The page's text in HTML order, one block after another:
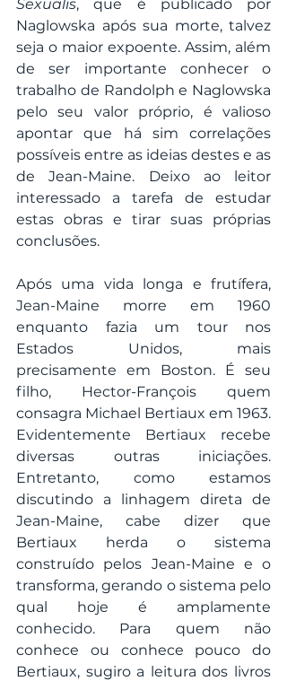
Sexualis, que é publicado por
Naglowska após sua morte, talvez
seja o maior expoente. Assim, além
de ser importante conhecer o
trabalho de Randolph e Naglowska
pelo seu valor próprio, é valioso
apontar que há sim correlações
possíveis entre as ideias destes e as
de Jean-Maine. Deixo ao leitor
interessado a tarefa de estudar
estas obras e tirar suas próprias
conclusões.
Após uma vida longa e frutífera,
Jean-Maine morre em 1960
enquanto fazia um tour nos
Estados Unidos, mais
precisamente em Boston. É seu
filho, Hector-François quem
consagra Michael Bertiaux em 1963.
Evidentemente Bertiaux recebe
diversas outras iniciações.
Entretanto, como estamos
discutindo a linhagem direta de
Jean-Maine, cabe dizer que
Bertiaux herda o sistema
construído pelos Jean-Maine e o
transforma, gerando o sistema pelo
qual hoje é amplamente
conhecido. Para quem não
conhece ou conhece pouco do
Bertiaux, sugiro a leitura dos livros